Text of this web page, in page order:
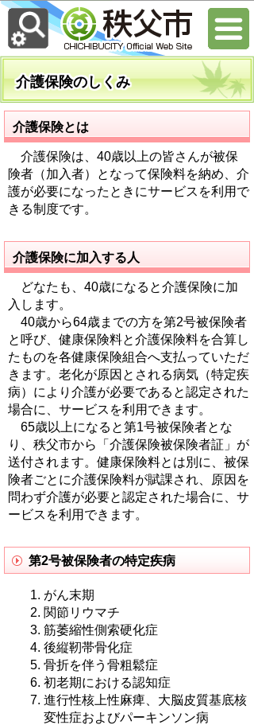
介護保険のしくみ
介護保険とは
介護保険は、40歳以上の皆さんが被保
険者（加入者）となって保険料を納め、介
護が必要になったときにサービスを利用で
きる制度です。
介護保険に加入する人
どなたも、40歳になると介護保険に加
入します。
40歳から64歳までの方を第2号被保険者
と呼び、健康保険料と介護保険料を合算し
たものを各健康保険組合へ支払っていただ
きます。老化が原因とされる病気（特定疾
病）により介護が必要であると認定された
場合に、サービスを利用できます。
65歳以上になると第1号被保険者とな
り、秩父市から「介護保険被保険者証」が
送付されます。健康保険料とは別に、被保
険者ごとに介護保険料が賦課され、原因を
問わず介護が必要と認定された場合に、サ
ービスを利用できます。
第2号被保険者の特定疾病
がん末期
関節リウマチ
筋萎縮性側索硬化症
後縦靭帯骨化症
骨折を伴う骨粗鬆症
初老期における認知症
進行性核上性麻痺、大脳皮質基底核
変性症およびパーキンソン病